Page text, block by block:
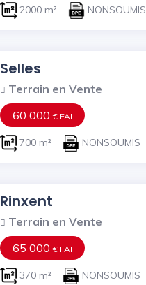
2000 m² NONSOUMIS
Selles
Terrain en Vente
60 000€ FAI
700 m² NONSOUMIS
Rinxent
Terrain en Vente
65 000€ FAI
370 m² NONSOUMIS